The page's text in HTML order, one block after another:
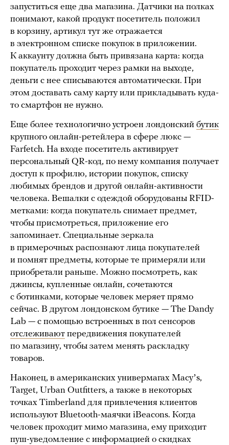
запуститься еще два магазина. Датчики на полках
понимают, какой продукт посетитель положил
в корзину, артикул тут же отражается
в электронном списке покупок в приложении.
К аккаунту должна быть привязана карта: когда
покупатель проходит через рамки на выходе,
деньги с нее списываются автоматически. При
этом доставать саму карту или прикладывать куда-
то смартфон не нужно.
Еще более технологично устроен лондонский бутик
крупного онлайн-ретейлера в сфере люкс —
Farfetch. На входе посетитель активирует
персональный QR-код, по нему компания получает
доступ к профилю, истории покупок, списку
любимых брендов и другой онлайн-активности
человека. Вешалки с одеждой оборудованы RFID-
метками: когда покупатель снимает предмет,
чтобы присмотреться, приложение его
запоминает. Специальные зеркала
в примерочных распознают лица покупателей
и помнят предметы, которые те примеряли или
приобретали раньше. Можно посмотреть, как
джинсы, купленные онлайн, сочетаются
с ботинками, которые человек меряет прямо
сейчас. В другом лондонском бутике — The Dandy
Lab — с помощью встроенных в пол сенсоров
отслеживают передвижения покупателей
по магазину, чтобы затем менять раскладку
товаров.
Наконец, в американских универмагах Macyʼs,
Target, Urban Outfitters, а также в некоторых
точках Timberland для привлечения клиентов
используют Bluetooth-маячки iBeacons. Когда
человек проходит мимо магазина, ему приходит
пуш-уведомление с информацией о скидках